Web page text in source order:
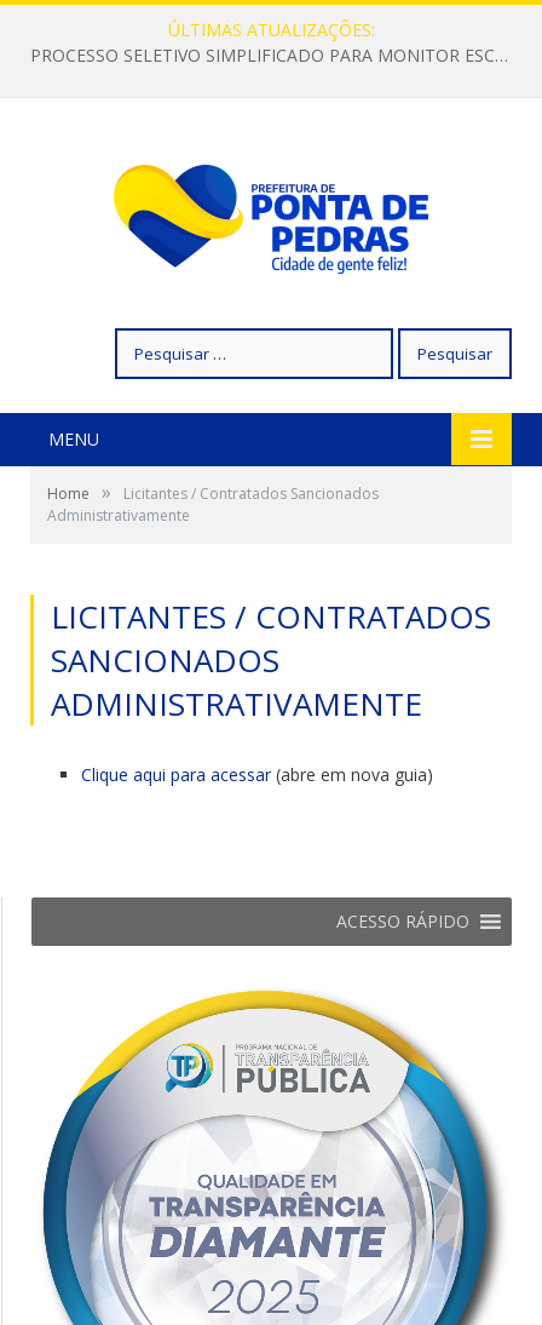
ÚLTIMAS ATUALIZAÇÕES:
PROCESSO SELETIVO SIMPLIFICADO PARA MONITOR ESCOLAR
por:
MENU
Home »
Licitantes / Contratados Sancionados
Administrativamente
LICITANTES / CONTRATADOS
SANCIONADOS
ADMINISTRATIVAMENTE
Clique aqui para acessar(abre em nova guia)
ACESSO RÁPIDO